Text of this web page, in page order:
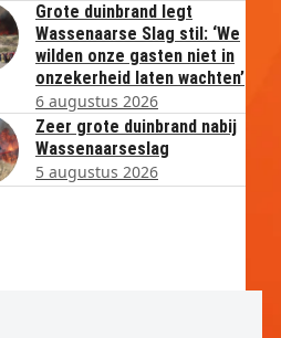
Grote duinbrand legt
Wassenaarse Slag stil: ‘We
wilden onze gasten niet in
onzekerheid laten wachten’
6 augustus 2026
Zeer grote duinbrand nabij
Wassenaarseslag
5 augustus 2026